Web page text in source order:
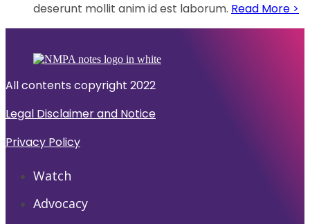
deserunt mollit anim id est laborum. Read More >
All contents copyright 2022
Legal Disclaimer and Notice
Privacy Policy
Watch
Advocacy